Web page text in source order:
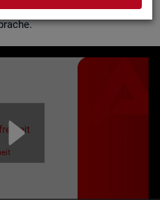
zur Bar­rie­re­frei­heit in Ge­bär­